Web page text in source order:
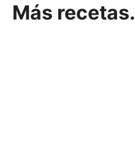
Más recetas.